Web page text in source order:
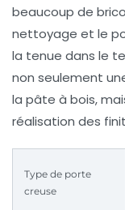
beaucoup de
nettoyage et le
la tenue dans le
non seulement
la pâte à bois,
réalisation des
Type de porte
creuse